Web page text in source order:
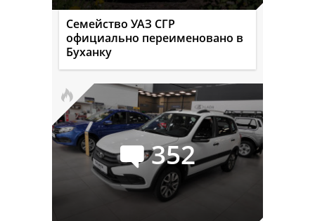
Семейство УАЗ СГР
официально переименовано в
Буханку
352